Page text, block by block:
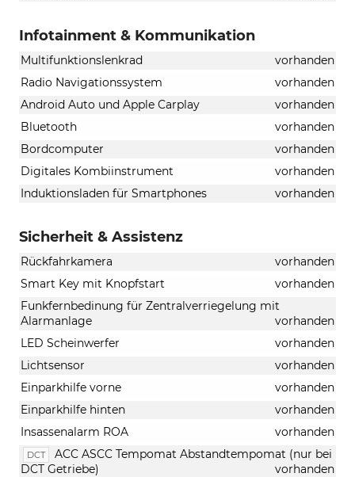
Infotainment & Kommunikation
Multifunktionslenkrad
vorhanden
Radio Navigationssystem
vorhanden
Android Auto und Apple Carplay
vorhanden
Bluetooth
vorhanden
Bordcomputer
vorhanden
Digitales Kombiinstrument
vorhanden
Induktionsladen für Smartphones
vorhanden
Sicherheit & Assistenz
Rückfahrkamera
vorhanden
Smart Key mit Knopfstart
vorhanden
Funkfernbedinung für Zentralverriegelung mit
Alarmanlage
vorhanden
LED Scheinwerfer
vorhanden
Lichtsensor
vorhanden
Einparkhilfe vorne
vorhanden
Einparkhilfe hinten
vorhanden
Insassenalarm ROA
vorhanden
DCT
ACC ASCC Tempomat Abstandtempomat (nur bei
DCT Getriebe)
vorhanden